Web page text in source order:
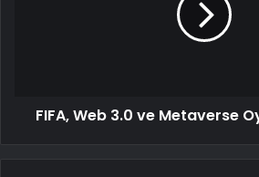
FIFA, Web 3.0 ve Metaverse